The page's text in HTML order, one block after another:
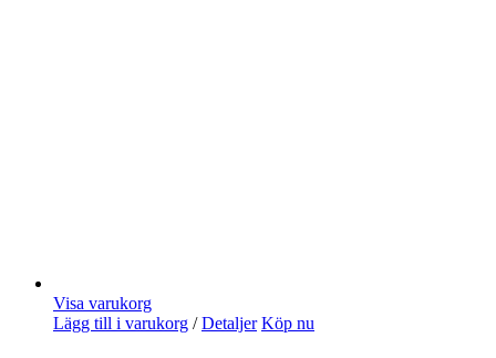
Visa varukorg
Lägg till i varukorg / Detaljer Köp nu